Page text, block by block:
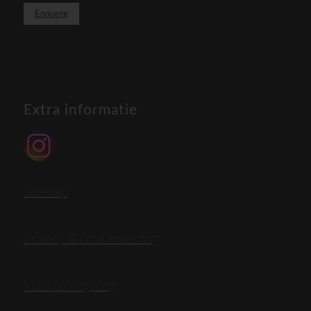
Enquete
Extra informatie
Privacy & cookiemelding
Klachtenregeling